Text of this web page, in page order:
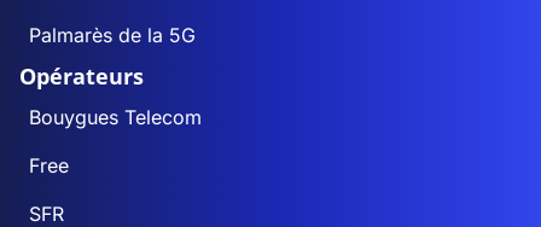
Palmarès de la 5G
Opérateurs
Bouygues Telecom
Free
SFR